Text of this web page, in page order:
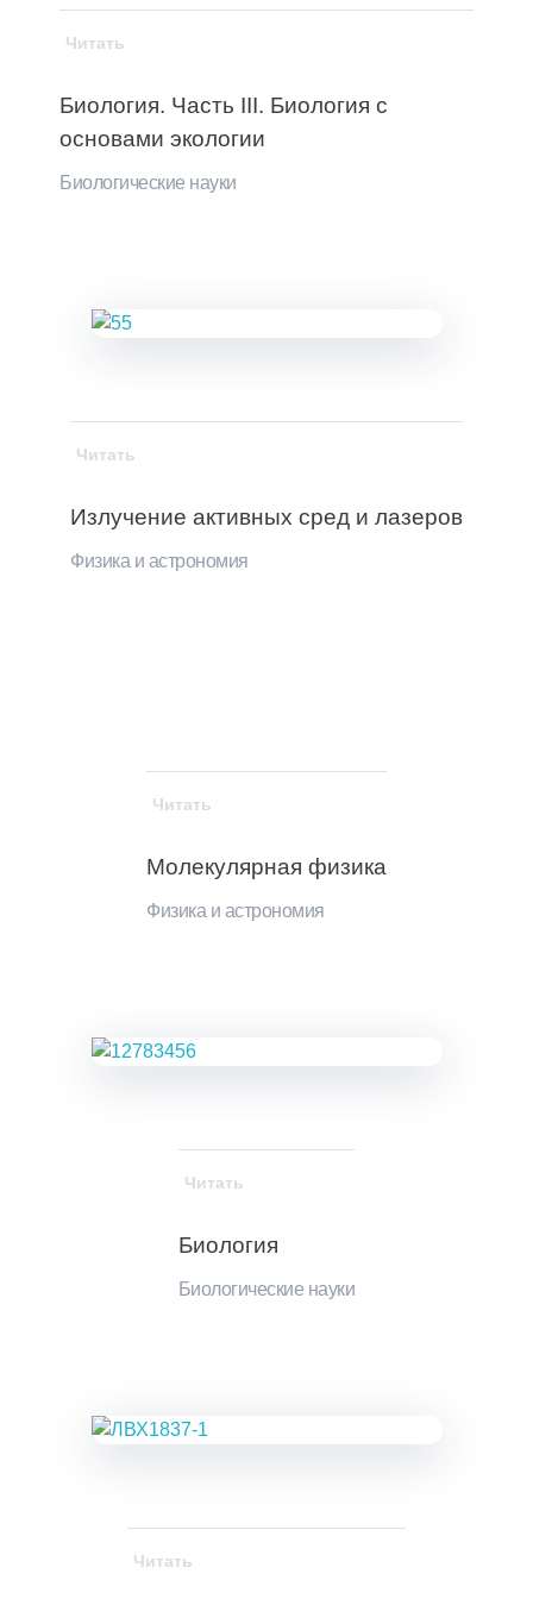
Биология. Часть III. Биология с
основами экологии
Биологические науки
Читать
Излучение активных сред и лазеров
Физика и астрономия
Читать
Молекулярная физика
Физика и астрономия
Читать
Биология
Биологические науки
Читать
Читать